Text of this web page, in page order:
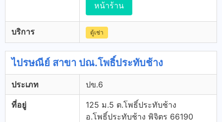
หน้าร้าน
บริการ ตู้เช่า
ไปรษณีย์ สาขา ปณ.โพธิ์ประทับช้าง
ประเภท ปข.6
ที่อยู่
125 ม.5 ต.โพธิ์ประทับช้าง
อ.โพธิ์ประทับช้าง พิจิตร 66190